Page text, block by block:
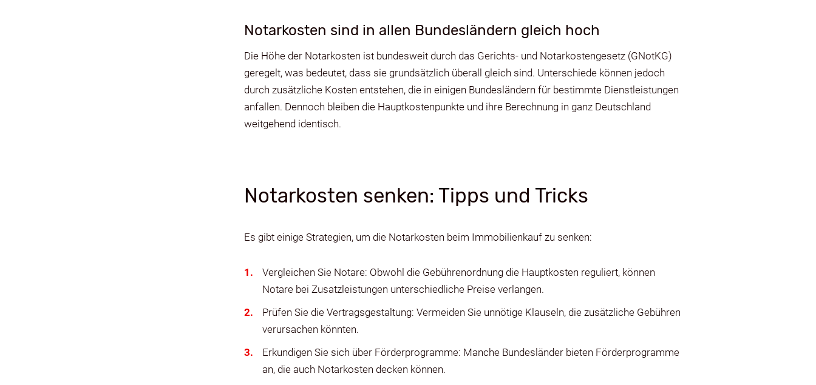
Notarkosten sind in allen Bundesländern gleich hoch
Die Höhe der Notarkosten ist bundesweit durch das Gerichts- und Notarkostengesetz (GNotKG)
geregelt, was bedeutet, dass sie grundsätzlich überall gleich sind. Unterschiede können jedoch
durch zusätzliche Kosten entstehen, die in einigen Bundesländern für bestimmte Dienstleistungen
anfallen. Dennoch bleiben die Hauptkostenpunkte und ihre Berechnung in ganz Deutschland
weitgehend identisch.
Notarkosten senken: Tipps und Tricks
Es gibt einige Strategien, um die Notarkosten beim Immobilienkauf zu senken:
Vergleichen Sie Notare: Obwohl die Gebührenordnung die Hauptkosten reguliert, können
Notare bei Zusatzleistungen unterschiedliche Preise verlangen.
Prüfen Sie die Vertragsgestaltung: Vermeiden Sie unnötige Klauseln, die zusätzliche Gebühren
verursachen könnten.
Erkundigen Sie sich über Förderprogramme: Manche Bundesländer bieten Förderprogramme
an, die auch Notarkosten decken können.